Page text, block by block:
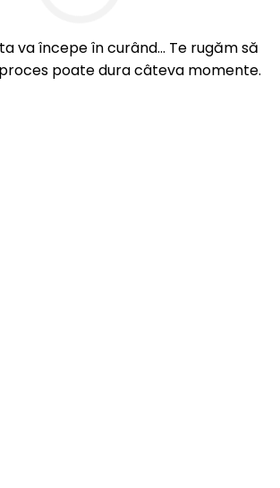
va începe în curând... Te rugăm să
poate dura câteva momente.